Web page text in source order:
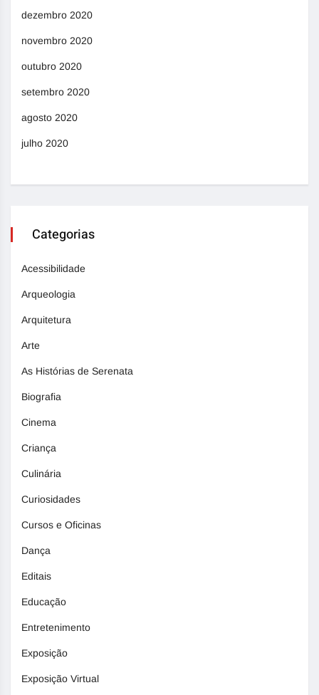
dezembro 2020
novembro 2020
outubro 2020
setembro 2020
agosto 2020
julho 2020
Categorias
Acessibilidade
Arqueologia
Arquitetura
Arte
As Histórias de Serenata
Biografia
Cinema
Criança
Culinária
Curiosidades
Cursos e Oficinas
Dança
Editais
Educação
Entretenimento
Exposição
Exposição Virtual